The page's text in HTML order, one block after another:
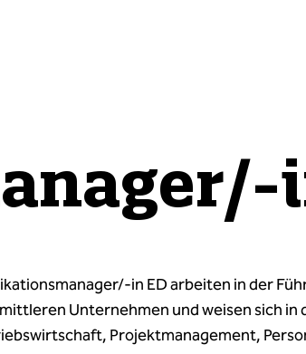
in ED arbeiten in der
Unternehmen und weisen sich in
Projektmanagement,